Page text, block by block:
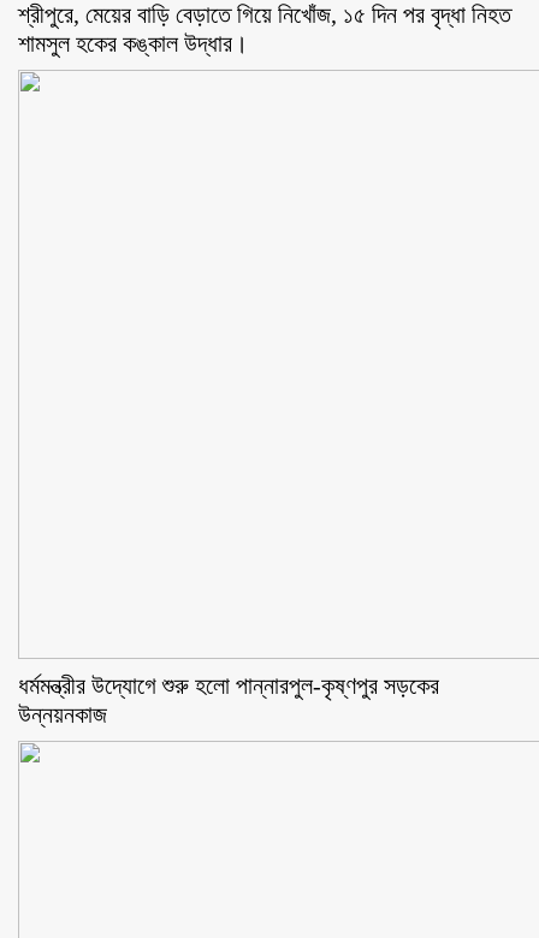
শ্রীপুরে, মেয়ের বাড়ি বেড়াতে গিয়ে নিখোঁজ, ১৫ দিন পর বৃদ্ধা নিহত
শামসুল হকের কঙ্কাল উদ্ধার।
ধর্মমন্ত্রীর উদ্যোগে শুরু হলো পান্নারপুল-কৃষ্ণপুর সড়কের
উন্নয়নকাজ